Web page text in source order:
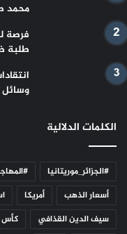
محمد
فرصة
طلبة
وسائل
الكلمات الدلالية
#الجزائر_موريتانيا
أسعار الذهب
أمريكا
سيف الدين القذافي
كأس